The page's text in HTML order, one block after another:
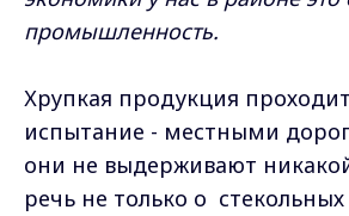
промышленность.
Хрупкая продукция
испытание - местными
они не выдерживают
речь не только о стекольных